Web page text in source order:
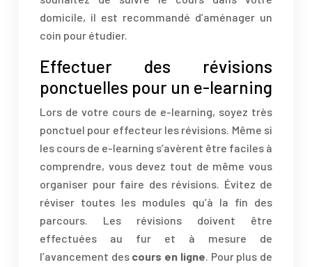
domicile, il est recommandé d’aménager un
coin pour étudier.
Effectuer des révisions
ponctuelles pour un e-learning
Lors de votre cours de e-learning, soyez très
ponctuel pour effecteur les révisions. Même si
les cours de e-learning s’avèrent être faciles à
comprendre, vous devez tout de même vous
organiser pour faire des révisions. Évitez de
réviser toutes les modules qu’à la fin des
parcours. Les révisions doivent être
effectuées au fur et à mesure de
l’avancement des cours en ligne. Pour plus de